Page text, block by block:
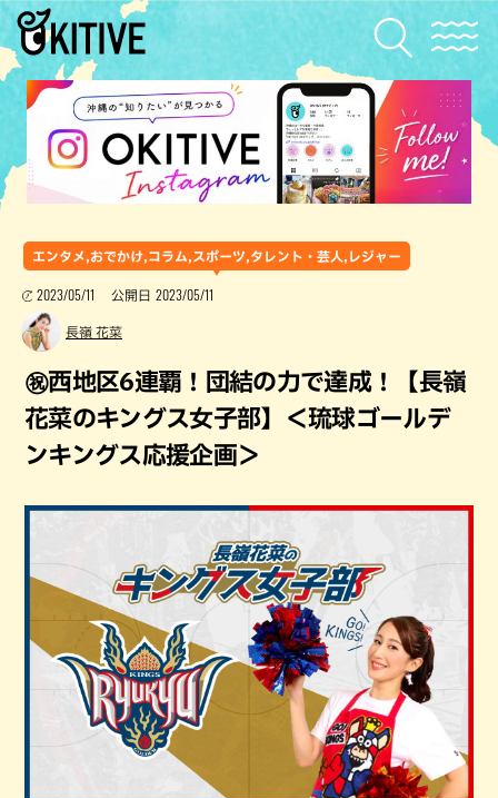
エンタメ,おでかけ,コラム,スポーツ,タレント・芸人,レジャー
2023/05/11 公開日 2023/05/11
長嶺 花菜
㊗西地区6連覇！団結の力で達成！【長嶺
花菜のキングス女子部】＜琉球ゴールデ
ンキングス応援企画＞